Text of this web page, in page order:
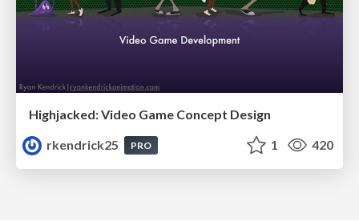
Highjacked: Video Game Concept Design
rkendrick25
PRO 1 420